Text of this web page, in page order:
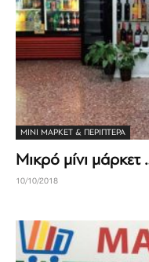
ΜΊΝΙ ΜΆΡΚΕΤ & ΠΕΡΊΠΤΕΡΑ
Μικρό μίνι
10/10/2018